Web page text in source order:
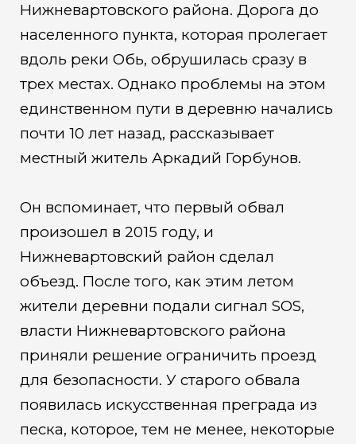
Нижневартовского района. Дорога до
населенного пункта, которая пролегает
вдоль реки Обь, обрушилась сразу в
трех местах. Однако проблемы на этом
единственном пути в деревню начались
почти 10 лет назад, рассказывает
местный житель Аркадий Горбунов.
Он вспоминает, что первый обвал
произошел в 2015 году, и
Нижневартовский район сделал
объезд. После того, как этим летом
жители деревни подали сигнал SOS,
власти Нижневартовского района
приняли решение ограничить проезд
для безопасности. У старого обвала
появилась искусственная преграда из
песка, которое, тем не менее, некоторые